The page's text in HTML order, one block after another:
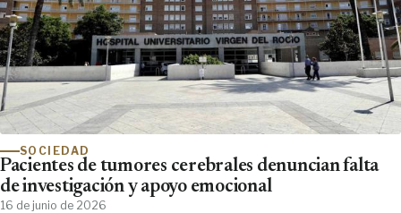
SOCIEDAD
Pacientes de tumores cerebrales denuncian falta
de investigación y apoyo emocional
16 de junio de 2026